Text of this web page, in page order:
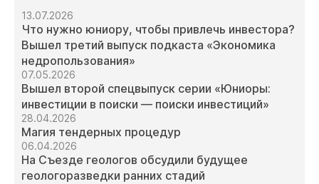
13.07.2026
Что нужно юниору, чтобы привлечь инвестора?
Вышел третий выпуск подкаста «Экономика
недропользования»
07.05.2026
Вышел второй спецвыпуск серии «Юниоры:
инвестиции в поиски — поиски инвестиций»
28.04.2026
Магия тендерных процедур
06.04.2026
На Съезде геологов обсудили будущее
геологоразведки ранних стадий